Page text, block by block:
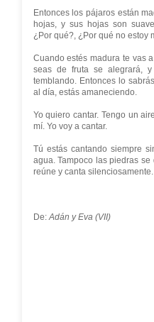
Entonces los pájaros están
hojas, y sus hojas son
¿Por qué?, ¿Por qué no estoy
Cuando estés madura te vas
seas de fruta se alegrará,
temblando. Entonces lo
al día, estás amaneciendo.
Yo quiero cantar. Tengo un
mí. Yo voy a cantar.
Tú estás cantando siempre
agua. Tampoco las piedras
reúne y canta silenciosamente.
De:Adán y Eva (VII)